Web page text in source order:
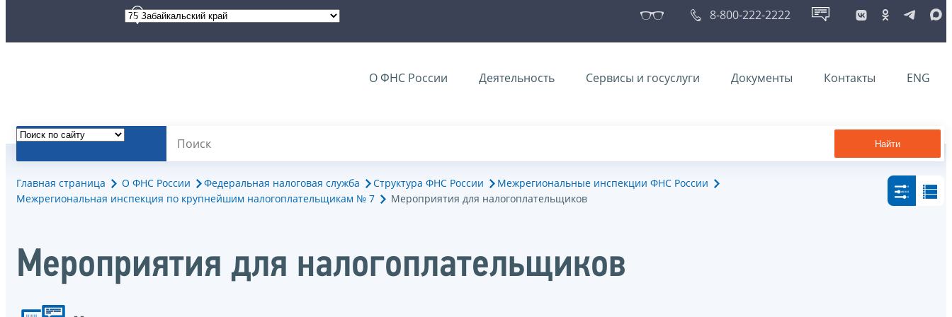
8-800-222-2222
О ФНС России Деятельность Сервисы и госуслуги Документы Контакты ENG
Найти
Главная страница О ФНС России Федеральная налоговая служба Структура ФНС России
Межрегиональные инспекции ФНС России
Межрегиональная инспекция по крупнейшим налогоплательщикам № 7
Мероприятия для налогоплательщиков
Мероприятия для налогоплательщиков